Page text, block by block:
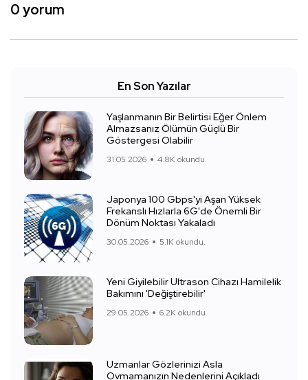
0 yorum
En Son Yazılar
Yaşlanmanın Bir Belirtisi Eğer Önlem
Almazsanız Ölümün Güçlü Bir
Göstergesi Olabilir
31.05.2026 4.8K okundu.
Japonya 100 Gbps'yi Aşan Yüksek
Frekanslı Hızlarla 6G'de Önemli Bir
Dönüm Noktası Yakaladı
30.05.2026 5.1K okundu.
Yeni Giyilebilir Ultrason Cihazı Hamilelik
Bakımını 'Değiştirebilir'
29.05.2026 6.2K okundu.
Uzmanlar Gözlerinizi Asla
Ovmamanızın Nedenlerini Açıkladı